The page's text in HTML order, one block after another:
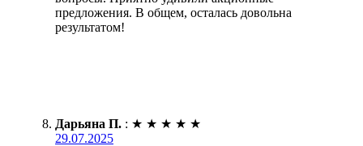
предложения. В общем, осталась довольна
результатом!
Дарьяна П. : ★ ★ ★ ★ ★
29.07.2025